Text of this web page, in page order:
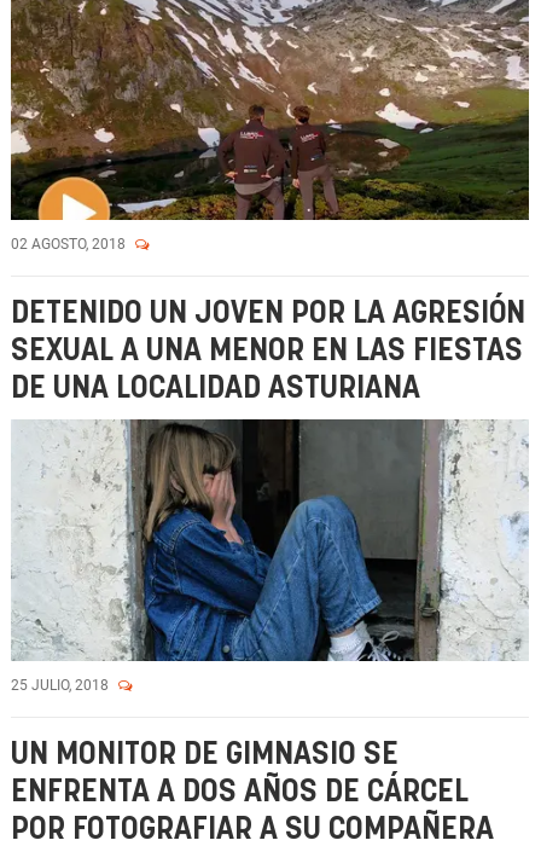
02 AGOSTO, 2018
DETENIDO UN JOVEN POR LA AGRESIÓN
SEXUAL A UNA MENOR EN LAS FIESTAS
DE UNA LOCALIDAD ASTURIANA
25 JULIO, 2018
UN MONITOR DE GIMNASIO SE
ENFRENTA A DOS AÑOS DE CÁRCEL
POR FOTOGRAFIAR A SU COMPAÑERA